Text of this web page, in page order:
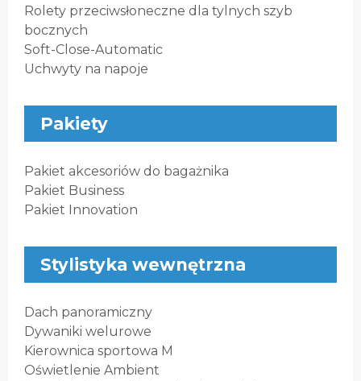
Rolety przeciwsłoneczne dla tylnych szyb
bocznych
Soft-Close-Automatic
Uchwyty na napoje
Pakiety
Pakiet akcesoriów do bagażnika
Pakiet Business
Pakiet Innovation
Stylistyka wewnętrzna
Dach panoramiczny
Dywaniki welurowe
Kierownica sportowa M
Oświetlenie Ambient